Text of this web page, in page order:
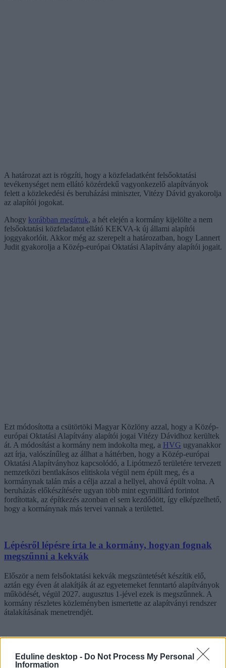
Eduline desktop - Do Not Process My Personal
Information
A határozat azt is rögzíti, hogy a közfeladatként felsőoktatási
tevékenységet nem ellátó közérdekű vagyonkezelő alapítványok
felett a közlekedési és beruházási miniszter, Vitézy Dávid gyakorolja
az alapítói jogokat.
Ahogy korábban megírtuk, a hét elején a kormány kijelölte a nem
felsőoktatási közfeladatot ellátó KEKVA-k új állami alapítói
joggyakorlóit. Akkor még az szerepelt a határozatban, hogy Lannert
Judit gyakorolja a Közép-európai Oktatási Alapítvány alapítói jogait.
Ezt módosította a csütörtöki Magyar Közlöny azzal, hogy a Közép-
európai Oktatási Alapítvány alapítói jogai Vitézy Dávidhoz kerültek
át. A módosítást a kormány nem indokolta meg, a HVG ugyanakkor
azt írja, valószínűleg az állhat a háttérben, hogy a Közép-európai
Oktatási Alapítványhoz kapcsolódó, a Lipótmező területére tervezett
nemzetközi bentlakásos elitiskola végül nem épült meg, és a
kormánynak talán más a célja azzal a hellyel, ahová épült volna. A
beruházás előkészítésére ugyan több mint egymilliárd forintot
fordítottak, az építkezés azonban el sem kezdődött, így elképzelhető,
hogy a kormánynak más tervei vannak a területtel.
Lépésről lépésre írta le a kormány, hogyan fognak
megszűnni a kekvák
Először a nem felsőoktatási kekvák megszüntetését készítik elő,
aztán egy éven át alakítják át az egyetemeket fenntartó alapítványok
működését, végül 2027. augusztus 1-jével ezek is megszűnnek. A
kormány részletes közleményben ismertette az alapítványi rendszer
átalakításának menetrendjét.